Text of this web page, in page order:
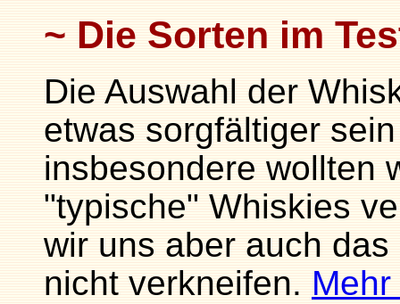
Die Sorten im
Die Auswahl der
etwas sorgfältiger
insbesondere wollten
"typische" Whiskies
wir uns aber auch
nicht verkneifen.